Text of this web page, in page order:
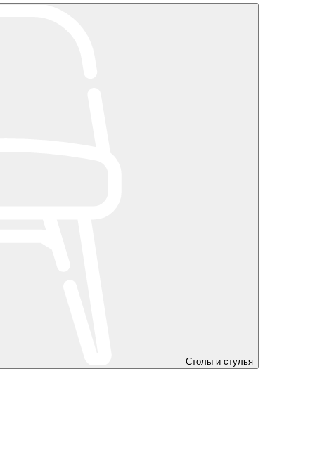
Столы и стулья